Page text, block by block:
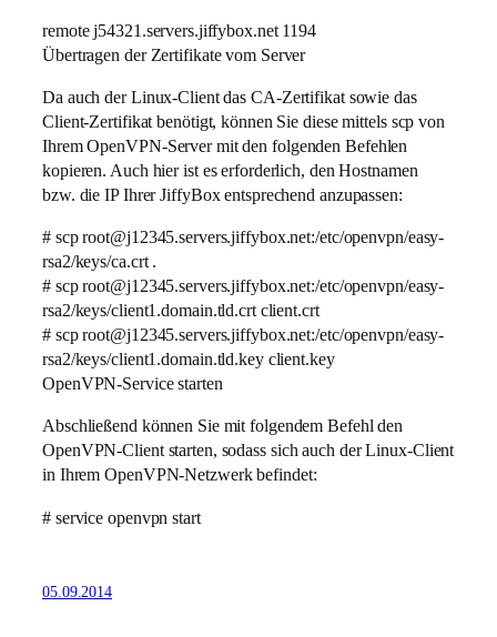
remote j54321.servers.jiffybox.net 1194
Übertragen der Zertifikate vom Server
Da auch der Linux-Client das CA-Zertifikat sowie das
Client-Zertifikat benötigt, können Sie diese mittels scp von
Ihrem OpenVPN-Server mit den folgenden Befehlen
kopieren. Auch hier ist es erforderlich, den Hostnamen
bzw. die IP Ihrer JiffyBox entsprechend anzupassen:
# scp root@j12345.servers.jiffybox.net:/etc/openvpn/easy-
rsa2/keys/ca.crt .
# scp root@j12345.servers.jiffybox.net:/etc/openvpn/easy-
rsa2/keys/client1.domain.tld.crt client.crt
# scp root@j12345.servers.jiffybox.net:/etc/openvpn/easy-
rsa2/keys/client1.domain.tld.key client.key
OpenVPN-Service starten
Abschließend können Sie mit folgendem Befehl den
OpenVPN-Client starten, sodass sich auch der Linux-Client
in Ihrem OpenVPN-Netzwerk befindet:
# service openvpn start
05.09.2014